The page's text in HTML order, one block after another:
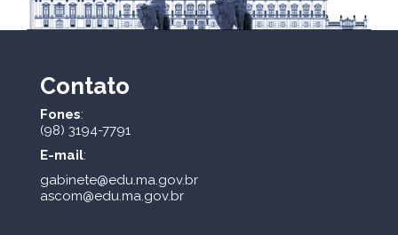
Contato
Fones:
(98) 3194-7791
E-mail:
gabinete@edu.ma.gov.br
ascom@edu.ma.gov.br